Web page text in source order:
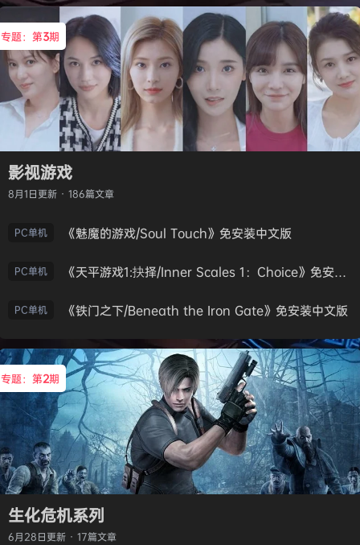
专题：第3期
影视游戏
8月1日更新 · 186篇文章
PC单机 《魅魔的游戏/Soul Touch》免安装中文版
PC单机 《天平游戏1:抉择/Inner Scales 1：Choice》免安装中文版
PC单机 《铁门之下/Beneath the Iron Gate》免安装中文版
专题：第2期
生化危机系列
6月28日更新 · 17篇文章